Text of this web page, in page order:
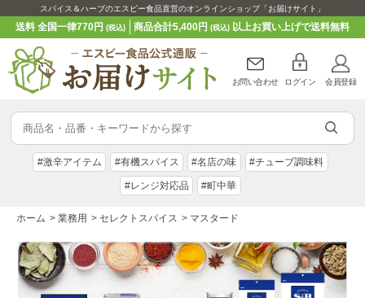
スパイス＆ハーブのエスビー食品直営のオンラインショップ「お届けサイト」
送料 全国一律770円(税込) 商品合計5,400円 (税込)以上お買い上げで送料無料
お問い合わせ ログイン 会員登録
#激辛アイテム #有機スパイス #名店の味 #チューブ調味料
#レンジ対応品 #町中華
ホーム > 業務用 > セレクトスパイス > マスタード